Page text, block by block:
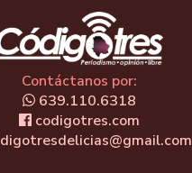
Contáctanos por:
639.110.6318
codigotres.com